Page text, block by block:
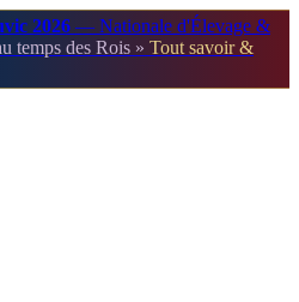
2026 — Nationale d'Élevage &
temps des Rois » Tout savoir &